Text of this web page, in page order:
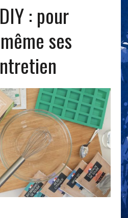
: pour
ses